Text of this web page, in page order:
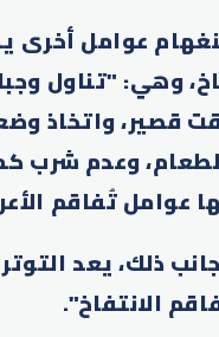
عوامل أخرى
وهي: "تناول
قصير، واتخاذ
وعدم شرب
عوامل تُفاقم
ذلك، يعد
الانتفاخ".